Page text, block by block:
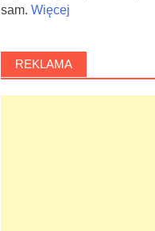
sam. Więcej
REKLAMA